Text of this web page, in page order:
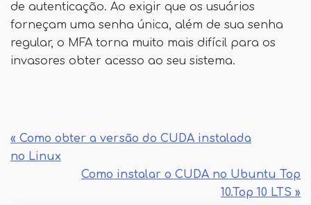
de autenticação. Ao exigir que os usuários
forneçam uma senha única, além de sua senha
regular, o MFA torna muito mais difícil para os
invasores obter acesso ao seu sistema.
« Como obter a versão do CUDA instalada
no Linux
Como instalar o CUDA no Ubuntu Top
10.Top 10 LTS »